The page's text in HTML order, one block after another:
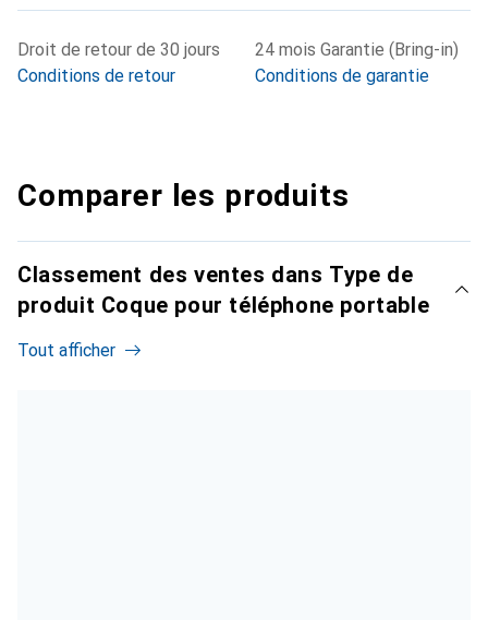
Droit de retour de 30 jours
Conditions de retour
24 mois Garantie (Bring-in)
Conditions de garantie
Comparer les produits
Classement des ventes dans Type de
produit Coque pour téléphone portable
Tout afficher